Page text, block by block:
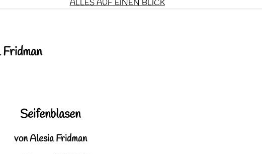
ALLES AUF EINEN BLICK
Seifenblasen
von Alesia Fridman